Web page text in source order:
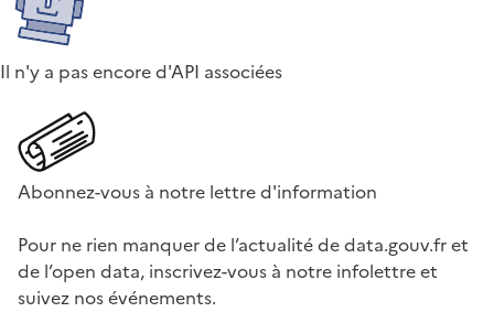
Il n'y a pas encore d'API associées
Abonnez-vous à notre lettre d'information
Pour ne rien manquer de l’actualité de data.gouv.fr et
de l’open data, inscrivez-vous à notre infolettre et
suivez nos événements.